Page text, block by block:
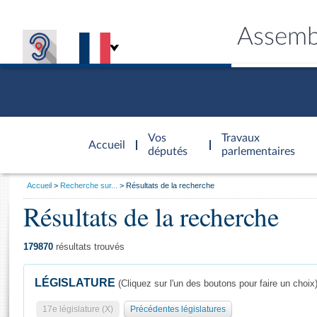
Accueil
d'accueil
Vos
députés
Travaux
parlementaires
Général
Vous
Accueil Recherche sur... Résultats de la recherche
Résultats de la recherche
179870 résultats trouvés
LÉGISLATURE (Cliquez sur l'un des boutons pour faire un choix)
17e législature (X) Précédentes législatures